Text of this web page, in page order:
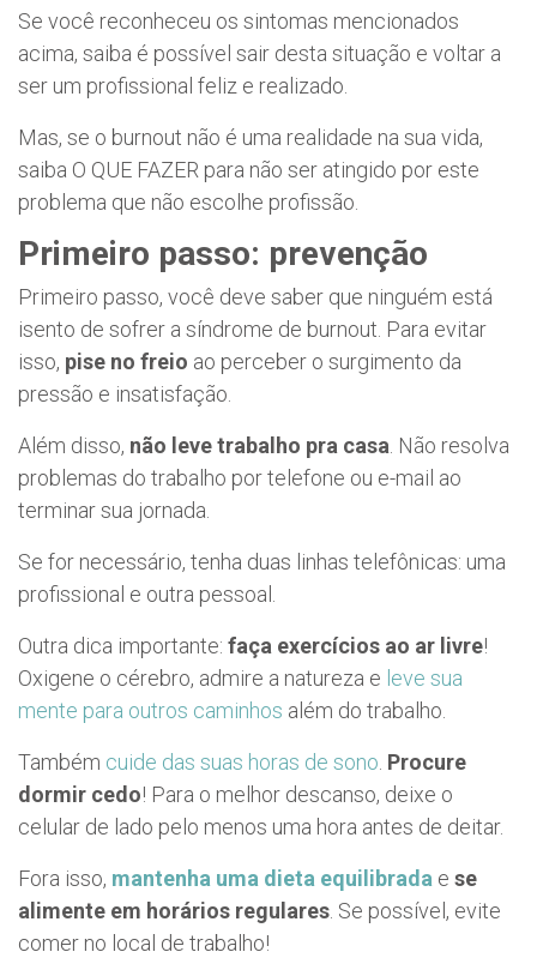
Se você reconheceu os sintomas mencionados
acima, saiba é possível sair desta situação e voltar a
ser um profissional feliz e realizado.
Mas, se o burnout não é uma realidade na sua vida,
saiba O QUE FAZER para não ser atingido por este
problema que não escolhe profissão.
Primeiro passo: prevenção
Primeiro passo, você deve saber que ninguém está
isento de sofrer a síndrome de burnout. Para evitar
isso, pise no freio ao perceber o surgimento da
pressão e insatisfação.
Além disso, não leve trabalho pra casa . Não resolva
problemas do trabalho por telefone ou e-mail ao
terminar sua jornada.
Se for necessário, tenha duas linhas telefônicas: uma
profissional e outra pessoal.
Outra dica importante: faça exercícios ao ar livre!
Oxigene o cérebro, admire a natureza e leve sua
mente para outros caminhos além do trabalho.
Também cuide das suas horas de sono Procure
dormir cedo! Para o melhor descanso, deixe o
celular de lado pelo menos uma hora antes de deitar.
Fora isso, mantenha uma dieta equilibrada e se
alimente em horários regulares . Se possível, evite
comer no local de trabalho!